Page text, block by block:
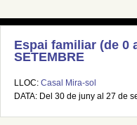
Espai familiar (de 0
SETEMBRE
LLOC: Casal Mira-sol
DATA: Del 30 de juny al 27 de